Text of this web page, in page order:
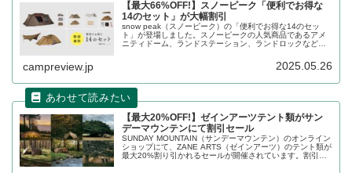
【最大66%OFF!】スノーピーク「便利でお得な
14のセット」が大幅割引
snow peak（スノーピーク）の「便利でお得な14のセッ
ト」が登場しました。スノーピークの人気商品であるアメ
ニティドーム、ランドステーション、ランドロックなど
大幅に割り引かれています。詳細をレビューします。
campreview.jp 2025.05.26
【最大20%OFF!】ゼインアーツテント類がサン
デーマウンテンにて割引セール
SUNDAY MOUNTAIN（サンデーマウンテン）のオンライン
ショップにて、ZANE ARTS（ゼインアーツ）のテント類が
最大20%割り引かれるセールが開催されています。割引ク